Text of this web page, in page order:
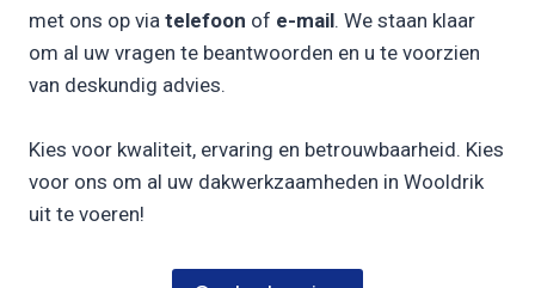
met ons op via telefoon of e-mail. We staan klaar
om al uw vragen te beantwoorden en u te voorzien
van deskundig advies.
Kies voor kwaliteit, ervaring en betrouwbaarheid. Kies
voor ons om al uw dakwerkzaamheden in Wooldrik
uit te voeren!